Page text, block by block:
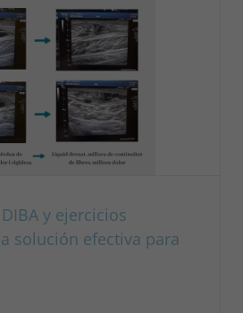
y ejercicios
solución efectiva para